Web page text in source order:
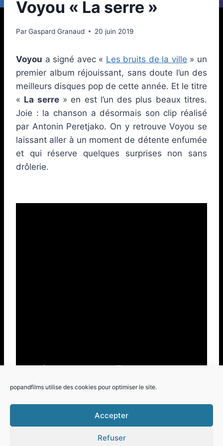
popandfilms utilise des cookies pour optimiser le site.
Accepter
Refuser
Voyou « La serre »
ParGaspard Granaud 20 juin 2019
Voyou a signé avec « Les bruits de la ville » un
premier album réjouissant, sans doute l’un des
meilleurs disques pop de cette année. Et le titre
« La serre» en est l’un des plus beaux titres.
Joie : la chanson a désormais son clip réalisé
par Antonin Peretjako. On y retrouve Voyou se
laissant aller à un moment de détente enfumée
et qui réserve quelques surprises non sans
drôlerie.